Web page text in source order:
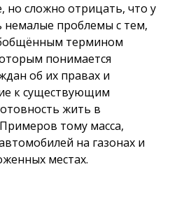
но сложно отрицать, что у
немалые проблемы с тем,
термином
понимается
об их правах и
к существующим
жить в
тому масса,
на газонах и
местах.